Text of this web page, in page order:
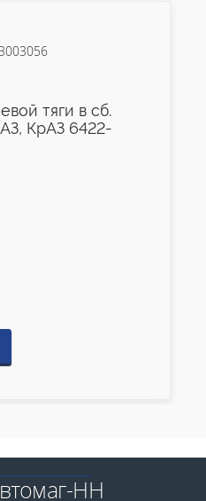
тяги в сб.
КрАЗ 6422-
НН